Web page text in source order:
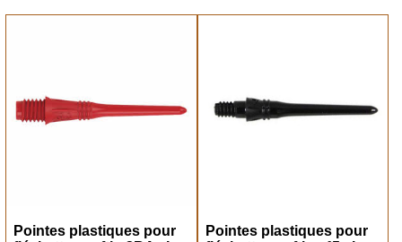
Pointes plastiques pour
Pointes plastiques pour